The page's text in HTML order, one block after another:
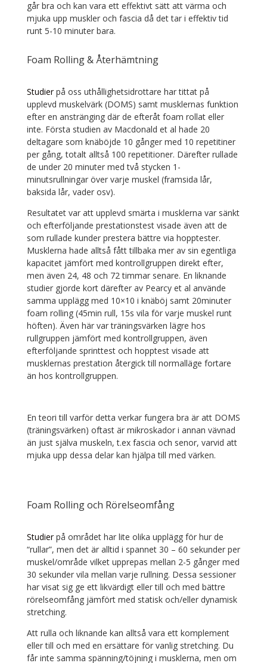
går bra och kan vara ett effektivt sätt att värma och
mjuka upp muskler och fascia då det tar i effektiv tid
runt 5-10 minuter bara.
Foam Rolling & Återhämtning
Studierpå oss uthållighetsidrottare har tittat på
upplevd muskelvärk (DOMS) samt musklernas funktion
efter en anstränging där de efteråt foam rollat eller
inte. Första studien av Macdonald et al hade 20
deltagare som knäböjde 10 gånger med 10 repetitiner
per gång, totalt alltså 100 repetitioner. Därefter rullade
de under 20 minuter med två stycken 1-
minutsrullningar över varje muskel (framsida lår,
baksida lår, vader osv).
Resultatet var att upplevd smärta i musklerna var sänkt
och efterföljande prestationstest visade även att de
som rullade kunder prestera bättre via hopptester.
Musklerna hade alltså fått tillbaka mer av sin egentliga
kapacitet jämfört med kontrollgruppen direkt efter,
men även 24, 48 och 72 timmar senare. En liknande
studier gjorde kort därefter av Pearcy et al använde
samma upplägg med 10×10 i knäböj samt 20minuter
foam rolling (45min rull, 15s vila för varje muskel runt
höften). Även här var träningsvärken lägre hos
rullgruppen jämfört med kontrollgruppen, även
efterföljande sprinttest och hopptest visade att
musklernas prestation återgick till normalläge fortare
än hos kontrollgruppen.
En teori till varför detta verkar fungera bra är att DOMS
(träningsvärken) oftast är mikroskador i annan vävnad
än just själva muskeln, t.ex fascia och senor, varvid att
mjuka upp dessa delar kan hjälpa till med värken.
Foam Rolling och Rörelseomfång
Studierpå området har lite olika upplägg för hur de
“rullar”, men det är alltid i spannet 30 – 60 sekunder per
muskel/område vilket upprepas mellan 2-5 gånger med
30 sekunder vila mellan varje rullning. Dessa sessioner
har visat sig ge ett likvärdigt eller till och med bättre
rörelseomfång jämfört med statisk och/eller dynamisk
stretching.
Att rulla och liknande kan alltså vara ett komplement
eller till och med en ersättare för vanlig stretching. Du
får inte samma spänning/töjning i musklerna, men om